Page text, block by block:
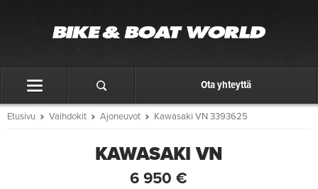
Ota yhteyttä
Etusivu Vaihdokit Ajoneuvot Kawasaki VN 3393625
KAWASAKI VN
6 950 €